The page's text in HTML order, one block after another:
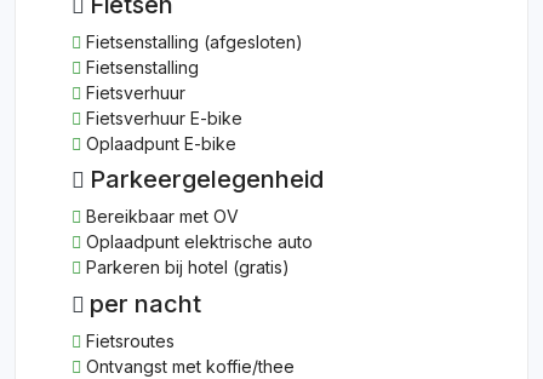
Fietsenstalling (afgesloten)
Fietsenstalling
Fietsverhuur
Fietsverhuur E-bike
Oplaadpunt E-bike
Parkeergelegenheid
Bereikbaar met OV
Oplaadpunt elektrische auto
Parkeren bij hotel (gratis)
per nacht
Fietsroutes
Ontvangst met koffie/thee